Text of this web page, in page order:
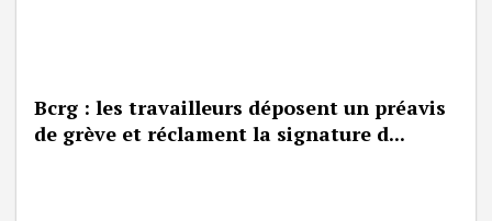
Bcrg : les travailleurs déposent un préavis
de grève et réclament la signature d...